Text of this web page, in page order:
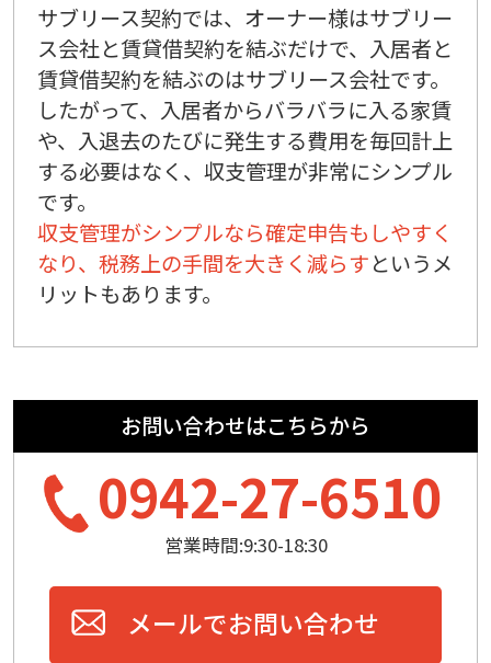
サブリース契約では、オーナー様はサブリー
ス会社と賃貸借契約を結ぶだけで、入居者と
賃貸借契約を結ぶのはサブリース会社です。
したがって、入居者からバラバラに入る家賃
や、入退去のたびに発生する費用を毎回計上
する必要はなく、収支管理が非常にシンプル
です。
収支管理がシンプルなら確定申告もしやすく
なり、税務上の手間を大きく減らすというメ
リットもあります。
お問い合わせはこちらから
0942-27-6510
営業時間:9:30-18:30
メールでお問い合わせ